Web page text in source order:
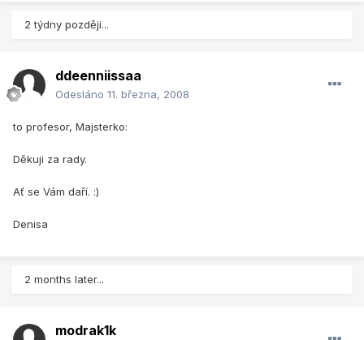
2 týdny později...
ddeenniissaa
Odesláno 11. března, 2008
to profesor, Majsterko:
Děkuji za rady.
Ať se Vám daří. :)
Denisa
2 months later...
modrak1k